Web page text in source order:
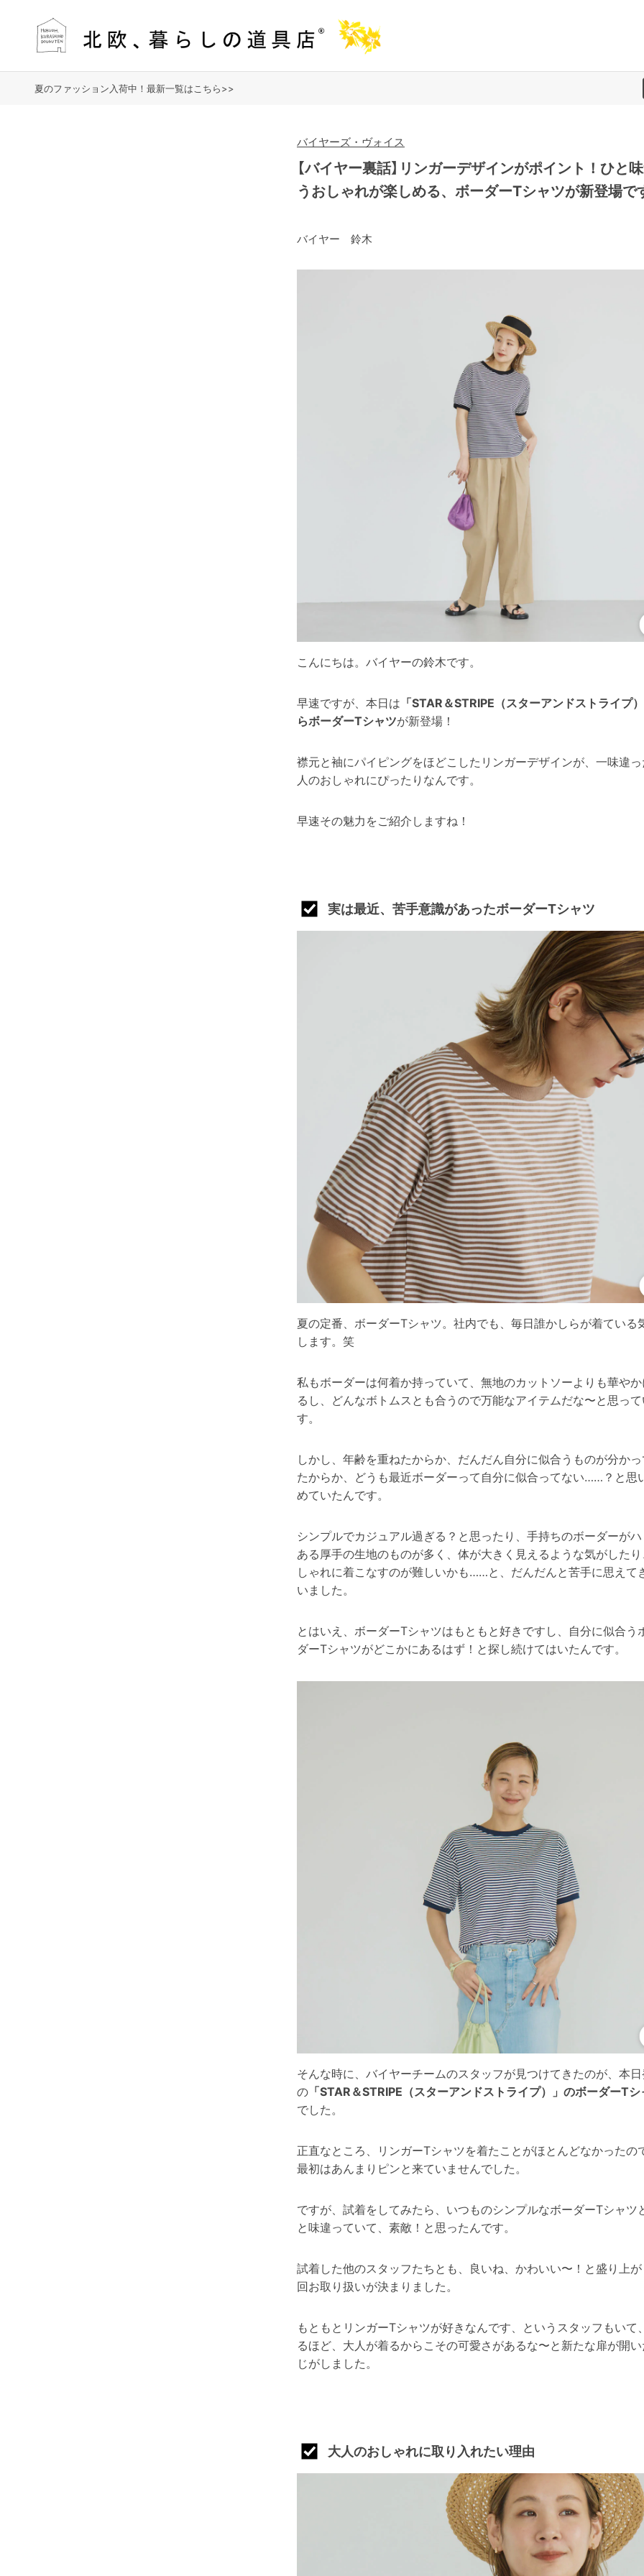
夏のファッション入荷中！最新一覧はこちら>>
バイヤーズ・ヴォイス
【バイヤー裏話】リンガーデザインがポイント！ひと
うおしゃれが楽しめる、ボーダーTシャツが新登場で
バイヤー 鈴木
こんにちは。バイヤーの鈴木です。
早速ですが、本日は 「STAR＆STRIPE（スターアンドストライプ
らボーダーTシャツが新登場！
襟元と袖にパイピングをほどこしたリンガーデザインが、一味違
人のおしゃれにぴったりなんです。
早速その魅力をご紹介しますね！
実は最近、苦手意識があったボーダーTシャツ
夏の定番、ボーダーTシャツ。社内でも、毎日誰かしらが着ている
します。笑
私もボーダーは何着か持っていて、無地のカットソーよりも華や
るし、どんなボトムスとも合うので万能なアイテムだな〜と思っ
す。
しかし、年齢を重ねたからか、だんだん自分に似合うものが分か
たからか、どうも最近ボーダーって自分に似合ってない……？と思
めていたんです。
シンプルでカジュアル過ぎる？と思ったり、手持ちのボーダーが
ある厚手の生地のものが多く、体が大きく見えるような気がした
しゃれに着こなすのが難しいかも……と、だんだんと苦手に思えて
いました。
とはいえ、ボーダーTシャツはもともと好きですし、自分に似合う
ダーTシャツがどこかにあるはず！と探し続けてはいたんです。
そんな時に、バイヤーチームのスタッフが見つけてきたのが、本
の 「STAR＆STRIPE（スターアンドストライプ）」のボーダーTシ
でした。
正直なところ、リンガーTシャツを着たことがほとんどなかったの
最初はあんまりピンと来ていませんでした。
ですが、試着をしてみたら、いつものシンプルなボーダーTシャツ
と味違っていて、素敵！と思ったんです。
試着した他のスタッフたちとも、良いね、かわいい〜！と盛り上
回お取り扱いが決まりました。
もともとリンガーTシャツが好きなんです、というスタッフもいて
るほど、大人が着るからこその可愛さがあるな〜と新たな扉が開
じがしました。
大人のおしゃれに取り入れたい理由